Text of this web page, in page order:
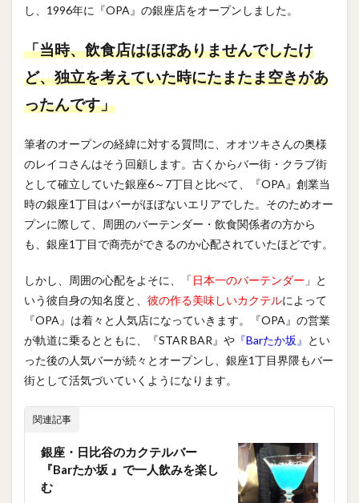
し、1996年に『OPA』の銀座店をオープンしました。
「当時、飲食店はほぼありませんでしたけ
ど、独立を考えていた時にたまたま空きがあ
ったんです」
筆者のオープンの経緯に対する質問に、オオツキさんの奥様
のレイコさんはそう回顧します。古くからバー街・クラブ街
として確立していた銀座6～7丁目と比べて、『OPA』創業当
時の銀座1丁目はバーがほぼないエリアでした。そのためオー
プンに際して、周囲のバーテンダー・飲食関係者の方から
も、銀座1丁目で商売ができるのか心配されていたほどです。
しかし、周囲の心配をよそに、「日本一のバーテンダー 」と
いう彼自身の知名度と、 彼の作る美味しいカクテルによって
『OPA』は着々と人気店になっていきます。『OPA』の営業
が軌道に乗るとともに、『STAR BAR』や 『Barたか坂』 とい
った後の人気バーが続々とオープンし、銀座1丁目界隈もバー
街として活気づいていくようになります。
関連記事
銀座・日比谷のカクテルバー
『Barたか坂 』で一人飲みを楽し
む